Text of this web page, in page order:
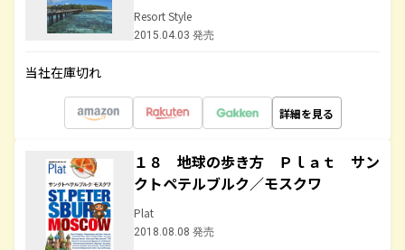
Resort Style
2015.04.03 発売
当社在庫切れ
詳細を見る
１８ 地球の歩き方 Ｐｌａｔ サン
クトペテルブルク／モスクワ
Plat
2018.08.08 発売